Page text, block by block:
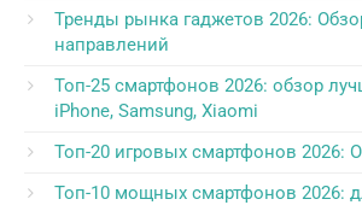
Тренды рынка гаджетов 2026:
направлений
Топ-25 смартфонов 2026: обзор
iPhone, Samsung, Xiaomi
Топ-20 игровых смартфонов 2026:
Топ-10 мощных смартфонов 2026: